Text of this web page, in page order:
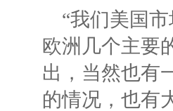
“我们美国
欧洲几个主要
出，当然也有
的情况，也有